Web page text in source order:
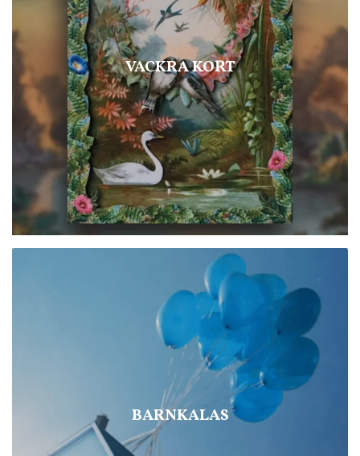
VACKRA KORT
BARNKALAS